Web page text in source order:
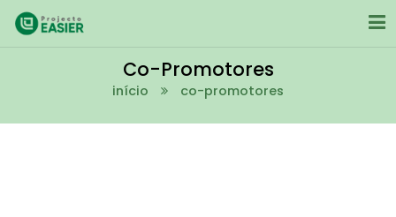
Co-Promotores
início co-promotores